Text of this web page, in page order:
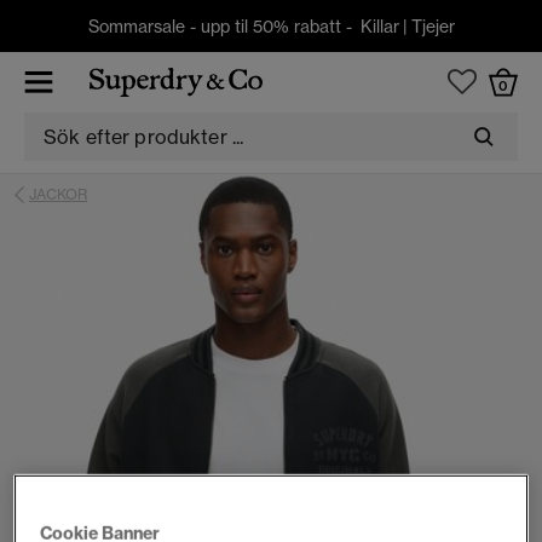
Sommarsale - upp til 50% rabatt - Killar| Tjejer
0
JACKOR
Cookie Banner